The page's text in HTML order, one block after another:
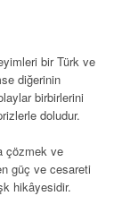
bir Türk ve
diğerinin
birbirlerini
doludur.
çözmek ve
güç ve cesareti
hikâyesidir.